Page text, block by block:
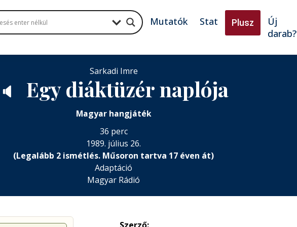
Mutatók Stat Plusz
Új
darab?
Sarkadi Imre
🔈 Egy diáktüzér naplója
Magyar hangjáték
36 perc
1989. július 26.
(Legalább 2 ismétlés. Műsoron tartva 17 éven át)
Adaptáció
Magyar Rádió